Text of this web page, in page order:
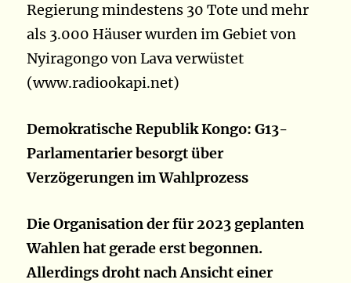
Regierung mindestens 30 Tote und mehr
als 3.000 Häuser wurden im Gebiet von
Nyiragongo von Lava verwüstet
(www.radiookapi.net)
Demokratische Republik Kongo: G13-
Parlamentarier besorgt über
Verzögerungen im Wahlprozess
Die Organisation der für 2023 geplanten
Wahlen hat gerade erst begonnen.
Allerdings droht nach Ansicht einer